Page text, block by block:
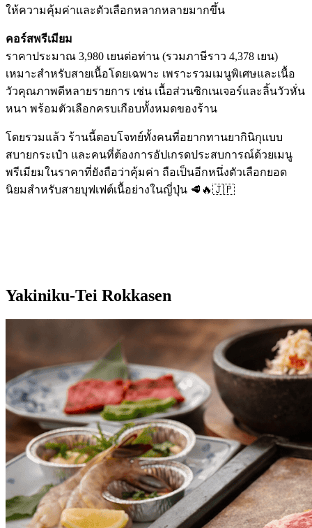
ให้ความคุ้มค่าและตัวเลือกหลากหลายมากขึ้น
คอร์สพรีเมียม
ราคาประมาณ 3,980 เยนต่อท่าน (รวมภาษีราว 4,378 เยน)
เหมาะสำหรับสายเนื้อโดยเฉพาะ เพราะรวมเมนูพิเศษและเนื้อ
วัวคุณภาพดีหลายรายการ เช่น เนื้อส่วนซิกเนเจอร์และลิ้นวัวหั่น
หนา พร้อมตัวเลือกครบเกือบทั้งหมดของร้าน
โดยรวมแล้ว ร้านนี้ตอบโจทย์ทั้งคนที่อยากทานยากินิกุแบบ
สบายกระเป๋า และคนที่ต้องการอัปเกรดประสบการณ์ด้วยเมนู
พรีเมียมในราคาที่ยังถือว่าคุ้มค่า ถือเป็นอีกหนึ่งตัวเลือกยอด
นิยมสำหรับสายบุฟเฟต์เนื้อย่างในญี่ปุ่น 🥩🔥🇯🇵
Yakiniku-Tei Rokkasen